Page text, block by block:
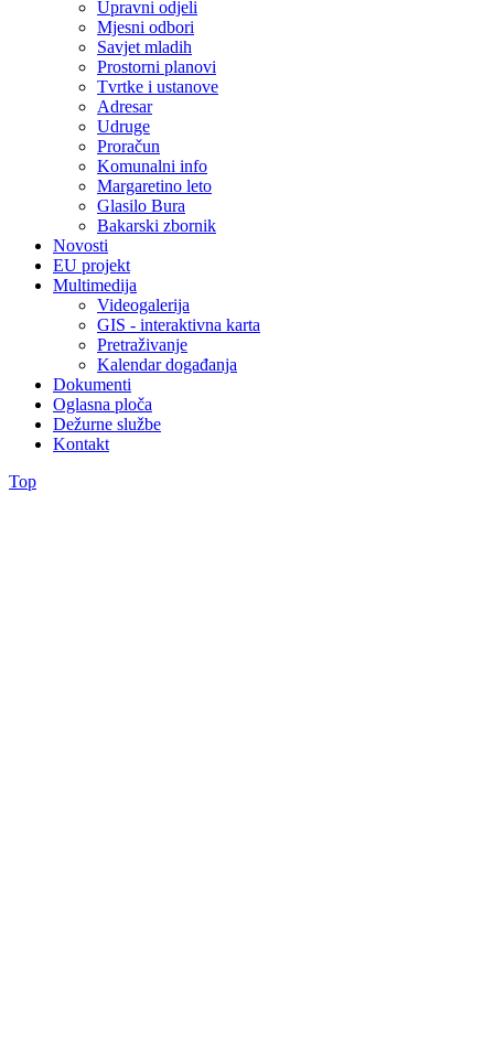
Upravni odjeli
Mjesni odbori
Savjet mladih
Prostorni planovi
Tvrtke i ustanove
Adresar
Udruge
Proračun
Komunalni info
Margaretino leto
Glasilo Bura
Bakarski zbornik
Novosti
EU projekt
Multimedija
Videogalerija
GIS - interaktivna karta
Pretraživanje
Kalendar događanja
Dokumenti
Oglasna ploča
Dežurne službe
Kontakt
Top